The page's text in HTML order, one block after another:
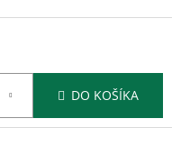
DO KOŠÍKA